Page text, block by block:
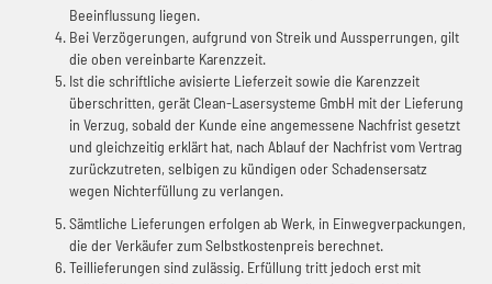
Beeinflussung liegen.
Bei Verzögerungen, aufgrund von Streik und Aussperrungen, gilt
die oben vereinbarte Karenzzeit.
Ist die schriftliche avisierte Lieferzeit sowie die Karenzzeit
überschritten, gerät Clean-Lasersysteme GmbH mit der Lieferung
in Verzug, sobald der Kunde eine angemessene Nachfrist gesetzt
und gleichzeitig erklärt hat, nach Ablauf der Nachfrist vom Vertrag
zurückzutreten, selbigen zu kündigen oder Schadensersatz
wegen Nichterfüllung zu verlangen.
Sämtliche Lieferungen erfolgen ab Werk, in Einwegverpackungen,
die der Verkäufer zum Selbstkostenpreis berechnet.
Teillieferungen sind zulässig. Erfüllung tritt jedoch erst mit